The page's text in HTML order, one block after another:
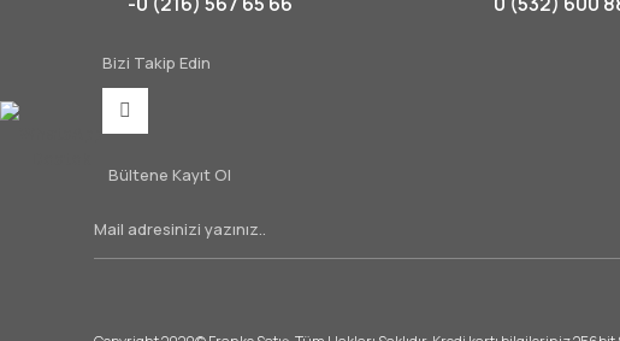
Bizi Takip Edin
Bültene Kayıt Ol